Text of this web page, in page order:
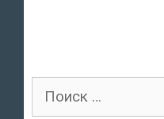
Поиск